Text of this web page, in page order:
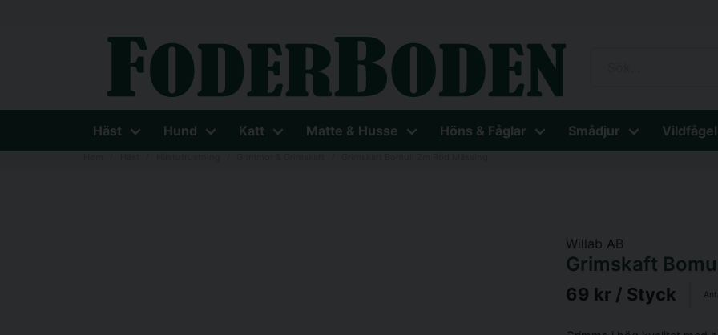
Häst Hund Katt Matte & Husse Höns & Fåglar Smådjur
Willab AB
Grimskaft
69 kr / Styck